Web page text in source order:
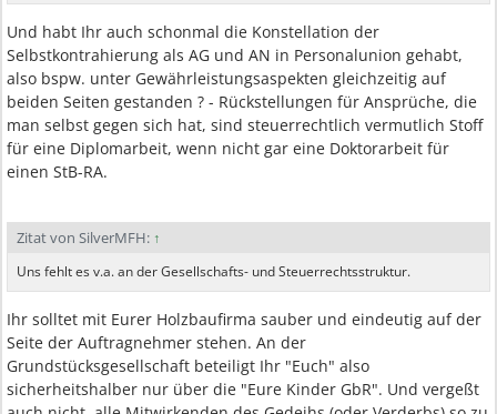
Und habt Ihr auch schonmal die Konstellation der
Selbstkontrahierung als AG und AN in Personalunion gehabt,
also bspw. unter Gewährleistungsaspekten gleichzeitig auf
beiden Seiten gestanden ? - Rückstellungen für Ansprüche, die
man selbst gegen sich hat, sind steuerrechtlich vermutlich Stoff
für eine Diplomarbeit, wenn nicht gar eine Doktorarbeit für
einen StB-RA.
Zitat von SilverMFH: ↑
Uns fehlt es v.a. an der Gesellschafts- und Steuerrechtsstruktur.
Ihr solltet mit Eurer Holzbaufirma sauber und eindeutig auf der
Seite der Auftragnehmer stehen. An der
Grundstücksgesellschaft beteiligt Ihr "Euch" also
sicherheitshalber nur über die "Eure Kinder GbR". Und vergeßt